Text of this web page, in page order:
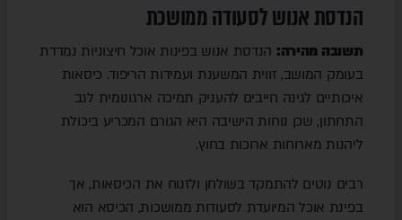
הנדסת אנוש לסעודה ממושכת
תשובה מהירה: הנדסת אנוש בפינות אוכל חיצוניות נמדדת
בעומק המושב, זווית המשענת ועמידות הריפוד. כיסאות
איכותיים לגינה חייבים להעניק תמיכה ארגונומית לגב
התחתון, שכן נוחות הישיבה היא הגורם המכריע ביכולת
ליהנות מארוחות ארוכות בחוץ.
רבים נוטים להתמקד בשולחן ולזנוח את הכיסאות, אך
בפינת אוכל המיועדת לסעודות ממושכות, הכיסא הוא